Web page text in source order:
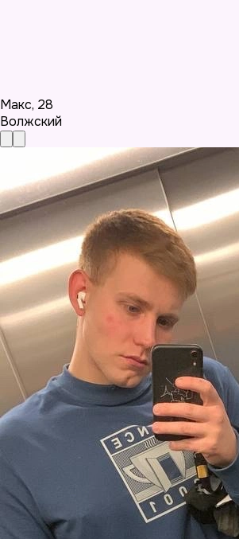
Макс, 28
Волжский